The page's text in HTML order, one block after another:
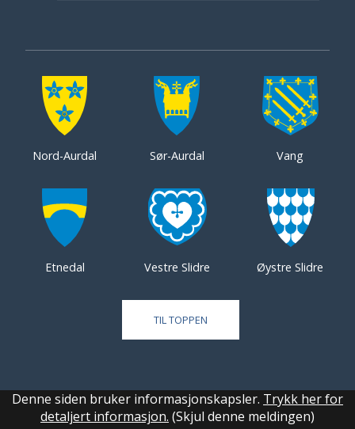
Nord-Aurdal Sør-Aurdal Vang
Etnedal Vestre Slidre Øystre Slidre
TIL TOPPEN
Denne siden bruker informasjonskapsler. Trykk her for
detaljert informasjon. (Skjul denne meldingen)